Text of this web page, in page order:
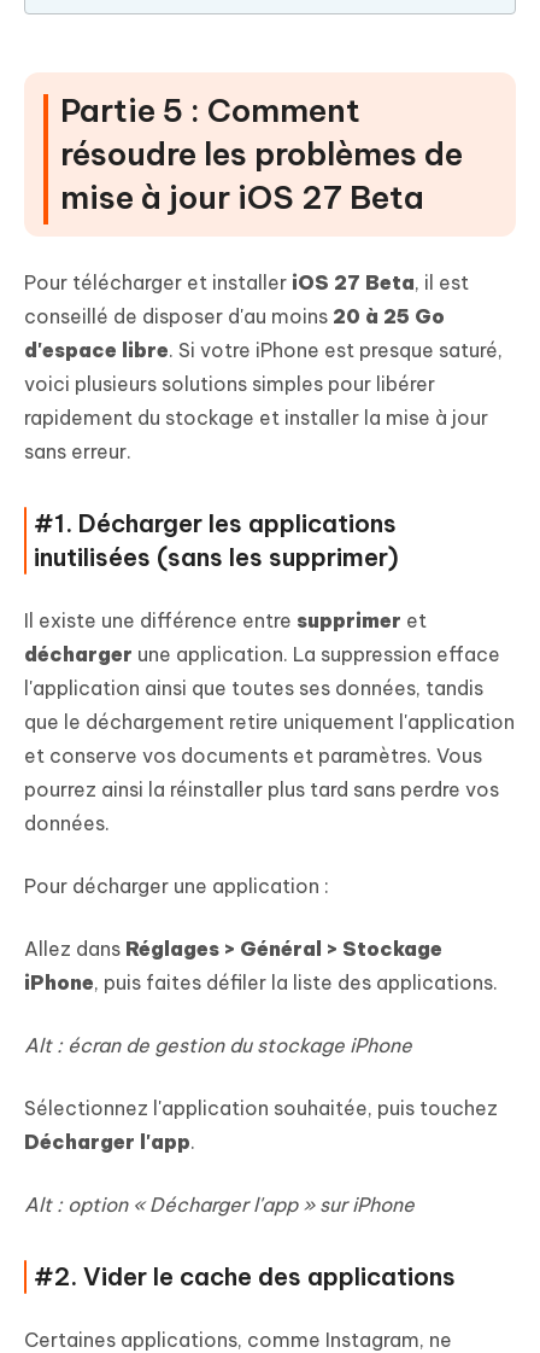
Partie 5 : Comment
résoudre les problèmes de
mise à jour iOS 27 Beta
Pour télécharger et installer iOS 27 Beta, il est
conseillé de disposer d'au moins 20 à 25 Go
d'espace libre. Si votre iPhone est presque saturé,
voici plusieurs solutions simples pour libérer
rapidement du stockage et installer la mise à jour
sans erreur.
#1. Décharger les applications
inutilisées (sans les supprimer)
Il existe une différence entre supprimer et
décharger une application. La suppression efface
l'application ainsi que toutes ses données, tandis
que le déchargement retire uniquement l'application
et conserve vos documents et paramètres. Vous
pourrez ainsi la réinstaller plus tard sans perdre vos
données.
Pour décharger une application :
Allez dans Réglages > Général > Stockage
iPhone, puis faites défiler la liste des applications.
Alt : écran de gestion du stockage iPhone
Sélectionnez l'application souhaitée, puis touchez
Décharger l'app.
Alt : option « Décharger l'app » sur iPhone
#2. Vider le cache des applications
Certaines applications, comme Instagram, ne